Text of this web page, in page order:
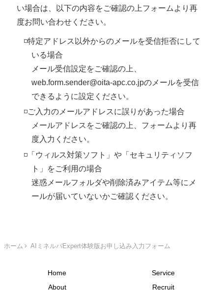
い場合は、以下の内容をご確認の上フォームより再
度お問い合わせください。
◽️特定アドレス以外からのメールを受信拒否にして
いる場合
メール受信設定をご確認の上、
web.form.sender@oita-apc.co.jpのメールを受信
できるように設定ください。
◽️ご入力のメールアドレスに誤りがあった場合
メールアドレスをご確認の上、フォームより再
度入力ください。
◽️「ウィルス対策ソフト」や「セキュリティソフ
ト」をご利用の場合
迷惑メールフォルダや削除済みアイテム等にメ
ールが届いていないかご確認ください。
ホーム AIミネルバExpert体験版お申し込み入力フォーム
Home
Service
About
Recruit